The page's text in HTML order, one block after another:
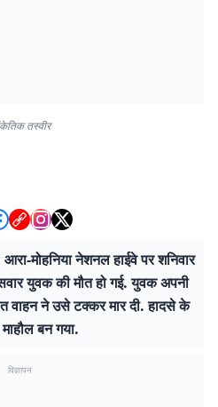
तस्वीर
मोहनिया नेशनल हाईवे पर शनिवार
युवक की मौत हो गई. युवक अपनी
वाहन ने उसे टक्कर मार दी. हादसे के
बन गया.
विज्ञापन